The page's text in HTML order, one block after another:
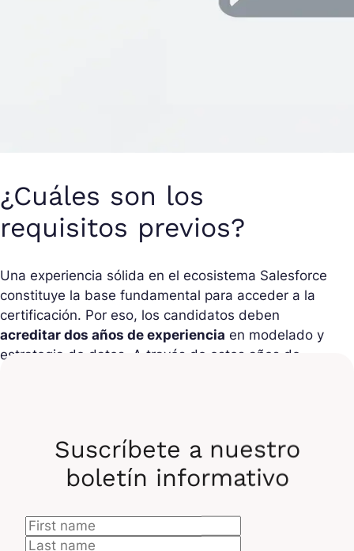
¿Cuáles son los
requisitos previos?
Una experiencia sólida en el ecosistema Salesforce
constituye la base fundamental para acceder a la
certificación. Por eso, los candidatos deben
acreditar dos años de experiencia en modelado y
estrategia de datos. A través de estos años de
certificación Data Cloudya dominan los aspectos
técnicos de la plataforma. Arquitectos,
forjado su experiencia a través del diseño y
despliegue de múltiples soluciones. Su trayectoria
Suscríbete a nuestro
boletín informativo